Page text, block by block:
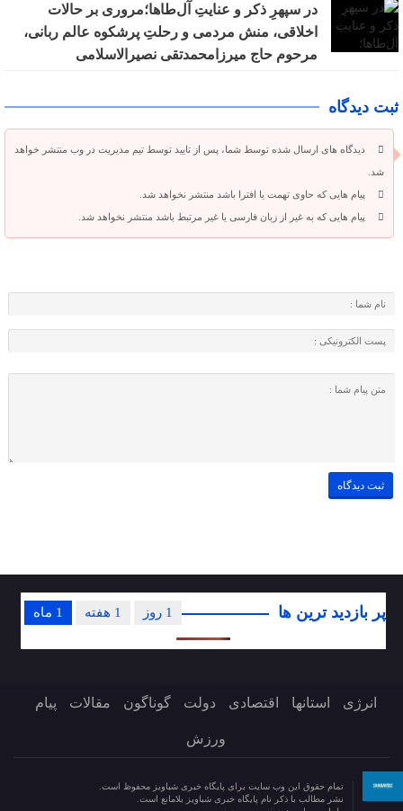
در سپهرِ ذکر و عنایتِ آل‌طاها؛مروری بر حالات
اخلاقی، منش مردمی و رحلتِ پرشکوه عالم ربانی،
مرحوم حاج میرزامحمدتقی نصیرالاسلامی
ثبت دیدگاه
دیدگاه های ارسال شده توسط شما، پس از تایید توسط تیم مدیریت در وب منتشر خواهد
شد.
پیام هایی که حاوی تهمت یا افترا باشد منتشر نخواهد شد.
پیام هایی که به غیر از زبان فارسی یا غیر مرتبط باشد منتشر نخواهد شد.
پر بازدید ترین ها 1 ماه 1 هفته 1 روز
انرژی استانها اقتصادی دولت گوناگون مقالات پیام
ورزش
تمام حقوق این وب سایت برای پایگاه خبری شباویز محفوظ است.
نشر مطالب با ذکر نام پایگاه خبری شباویز بلامانع است.